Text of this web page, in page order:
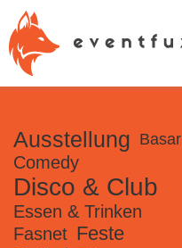
Ausstellung Basar
Comedy
Disco & Club
Essen & Trinken
Fasnet Feste